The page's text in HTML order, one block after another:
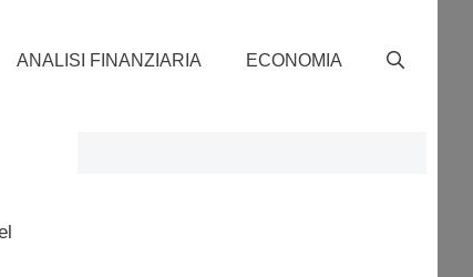
ANALISI FINANZIARIA ECONOMIA